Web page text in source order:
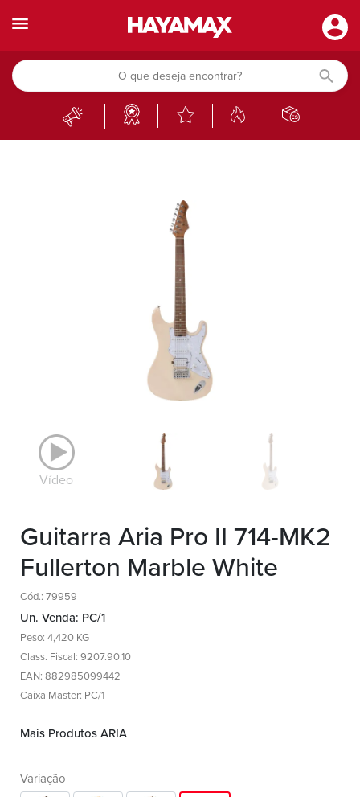
Vídeo
Guitarra Aria Pro II 714-MK2
Fullerton Marble White
Cód.: 79959
Un. Venda: PC/1
Peso: 4,420 KG
Class. Fiscal: 9207.90.10
EAN: 882985099442
Caixa Master: PC/1
Mais Produtos ARIA
Variação